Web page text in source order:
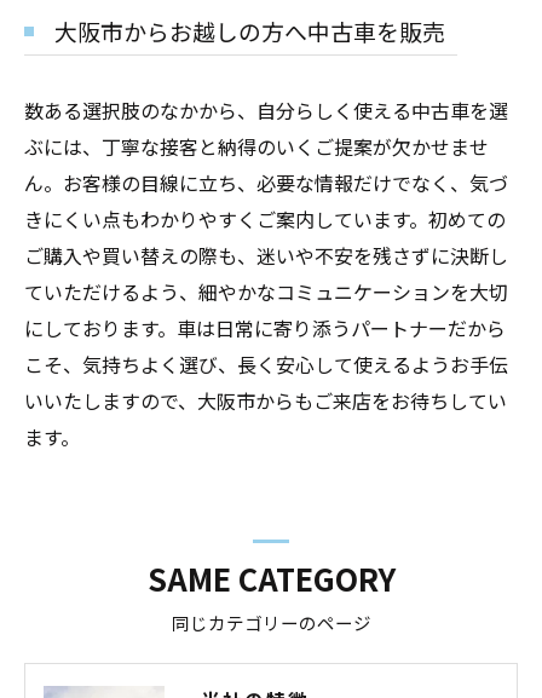
大阪市からお越しの方へ中古車を販売
数ある選択肢のなかから、自分らしく使える中古車を選
ぶには、丁寧な接客と納得のいくご提案が欠かせませ
ん。お客様の目線に立ち、必要な情報だけでなく、気づ
きにくい点もわかりやすくご案内しています。初めての
ご購入や買い替えの際も、迷いや不安を残さずに決断し
ていただけるよう、細やかなコミュニケーションを大切
にしております。車は日常に寄り添うパートナーだから
こそ、気持ちよく選び、長く安心して使えるようお手伝
いいたしますので、大阪市からもご来店をお待ちしてい
ます。
同じカテゴリーのページ
SAME CATEGORY